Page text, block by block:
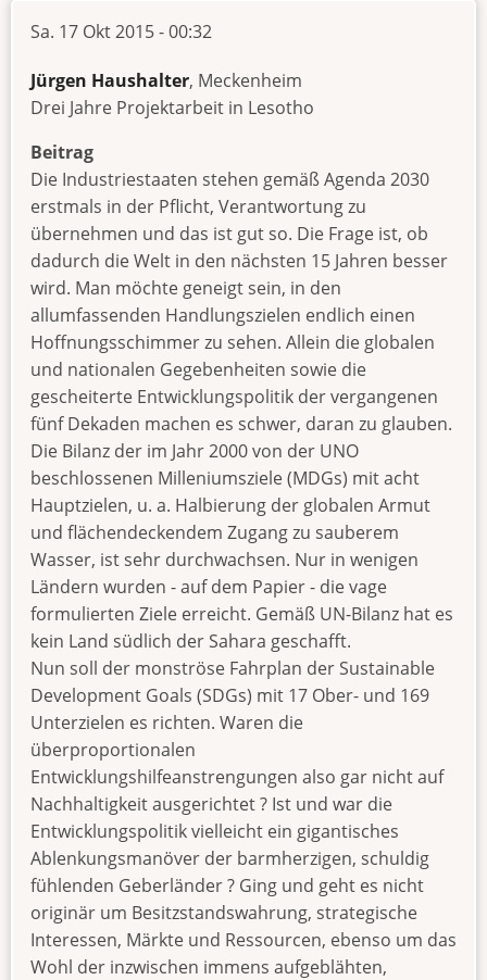
Sa. 17 Okt 2015 - 00:32
Jürgen Haushalter, Meckenheim
Drei Jahre Projektarbeit in Lesotho
Beitrag
Die Industriestaaten stehen gemäß Agenda 2030
erstmals in der Pflicht, Verantwortung zu
übernehmen und das ist gut so. Die Frage ist, ob
dadurch die Welt in den nächsten 15 Jahren besser
wird. Man möchte geneigt sein, in den
allumfassenden Handlungszielen endlich einen
Hoffnungsschimmer zu sehen. Allein die globalen
und nationalen Gegebenheiten sowie die
gescheiterte Entwicklungspolitik der vergangenen
fünf Dekaden machen es schwer, daran zu glauben.
Die Bilanz der im Jahr 2000 von der UNO
beschlossenen Milleniumsziele (MDGs) mit acht
Hauptzielen, u. a. Halbierung der globalen Armut
und flächendeckendem Zugang zu sauberem
Wasser, ist sehr durchwachsen. Nur in wenigen
Ländern wurden - auf dem Papier - die vage
formulierten Ziele erreicht. Gemäß UN-Bilanz hat es
kein Land südlich der Sahara geschafft.
Nun soll der monströse Fahrplan der Sustainable
Development Goals (SDGs) mit 17 Ober- und 169
Unterzielen es richten. Waren die
überproportionalen
Entwicklungshilfeanstrengungen also gar nicht auf
Nachhaltigkeit ausgerichtet ? Ist und war die
Entwicklungspolitik vielleicht ein gigantisches
Ablenkungsmanöver der barmherzigen, schuldig
fühlenden Geberländer ? Ging und geht es nicht
originär um Besitzstandswahrung, strategische
Interessen, Märkte und Ressourcen, ebenso um das
Wohl der inzwischen immens aufgeblähten,